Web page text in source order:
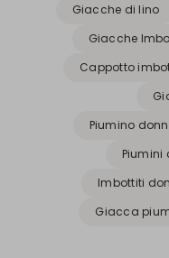
Giacche di lino
Giacche
Cappotto
Piumino
Piumini
Imbottiti
Giacca